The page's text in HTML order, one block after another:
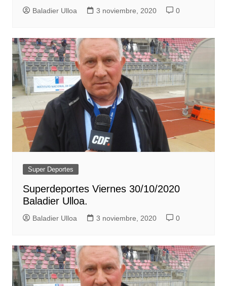
Baladier Ulloa 3 noviembre, 2020 0
Super Deportes
Superdeportes Viernes 30/10/2020
Baladier Ulloa.
Baladier Ulloa 3 noviembre, 2020 0